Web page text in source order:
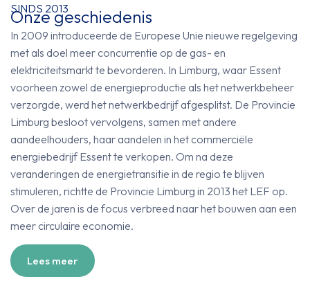
SINDS 2013
Onze geschiedenis
In 2009 introduceerde de Europese Unie nieuwe regelgeving
met als doel meer concurrentie op de gas- en
elektriciteitsmarkt te bevorderen. In Limburg, waar Essent
voorheen zowel de energieproductie als het netwerkbeheer
verzorgde, werd het netwerkbedrijf afgesplitst. De Provincie
Limburg besloot vervolgens, samen met andere
aandeelhouders, haar aandelen in het commerciële
energiebedrijf Essent te verkopen. Om na deze
veranderingen de energietransitie in de regio te blijven
stimuleren, richtte de Provincie Limburg in 2013 het LEF op.
Over de jaren is de focus verbreed naar het bouwen aan een
meer circulaire economie.
Lees meer